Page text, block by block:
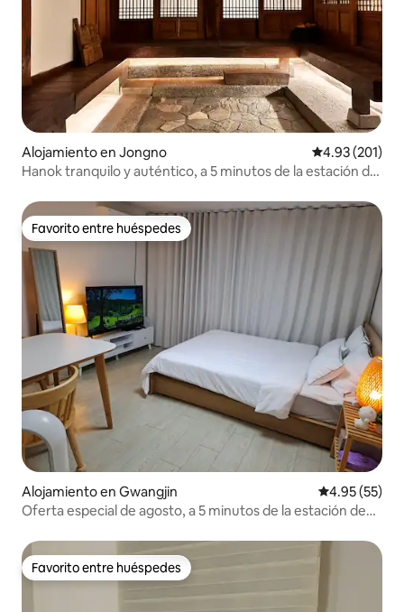
Alojamiento en Jongno Calificación
4.93 (201)
Hanok tranquilo y auténtico, a 5 minutos de la estación de
Favorito entre huéspedes
Favorito entre huéspedes
Alojamiento en Gwangjin Calificación
4.95 (55)
Oferta especial de agosto, a 5 minutos de la estación de
Dongdaemun / Gangnam / KSPO DOME / Netflix
Favorito entre huéspedes
Favorito entre huéspedes